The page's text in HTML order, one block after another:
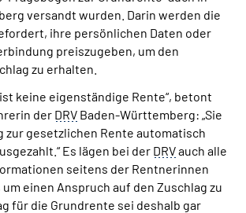
Mein Kundenportal
versandt wurden. Darin werden die
ihre persönlichen Daten oder
preiszugeben, um den
zu erhalten.
keine eigenständige Rente“, betont
der DRV Baden-Württemberg: „Sie
zur gesetzlichen Rente automatisch
Es lägen bei der DRVauch alle
seitens der Rentnerinnen
einen Anspruch auf den Zuschlag zu
für die Grundrente sei deshalb gar